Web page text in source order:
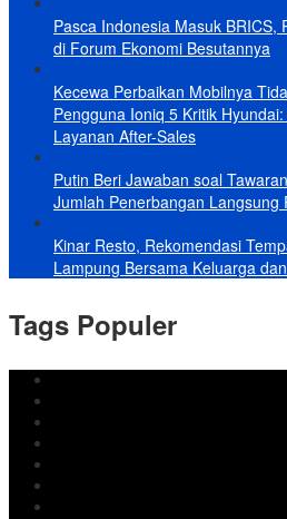
Pasca Indonesia Masuk BRICS,
di Forum Ekonomi Besutannya
Kecewa Perbaikan Mobilnya
Pengguna Ioniq 5 Kritik
Layanan After-Sales
Putin Beri Jawaban soal
Jumlah Penerbangan Langsung
Kinar Resto, Rekomendasi
Lampung Bersama Keluarga
Tags Populer